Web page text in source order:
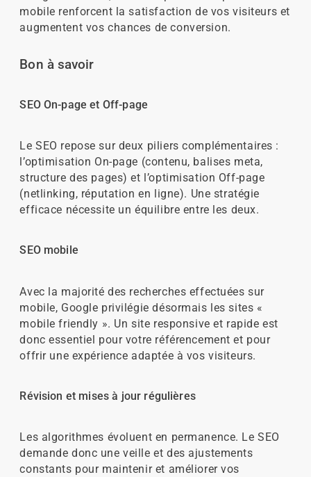
mobile renforcent la satisfaction de vos visiteurs et
augmentent vos chances de conversion.
Bon à savoir
SEO On-page et Off-page
Le SEO repose sur deux piliers complémentaires :
l’optimisation On-page (contenu, balises meta,
structure des pages) et l’optimisation Off-page
(netlinking, réputation en ligne). Une stratégie
efficace nécessite un équilibre entre les deux.
SEO mobile
Avec la majorité des recherches effectuées sur
mobile, Google privilégie désormais les sites «
mobile friendly ». Un site responsive et rapide est
donc essentiel pour votre référencement et pour
offrir une expérience adaptée à vos visiteurs.
Révision et mises à jour régulières
Les algorithmes évoluent en permanence. Le SEO
demande donc une veille et des ajustements
constants pour maintenir et améliorer vos